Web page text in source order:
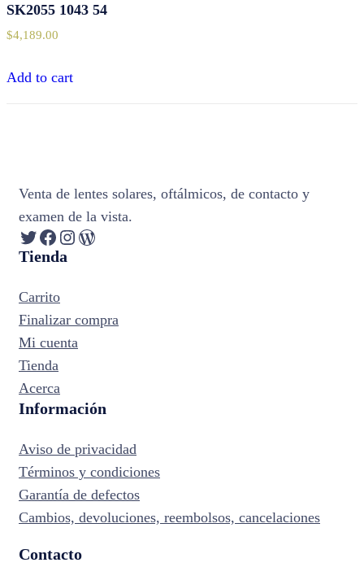
SK2055 1043 54
$4,189.00
Add to cart
Venta de lentes solares, oftálmicos, de contacto y
examen de la vista.
Twitter Facebook Instagram WordPress
Tienda
Carrito
Finalizar compra
Mi cuenta
Tienda
Acerca
Información
Aviso de privacidad
Términos y condiciones
Garantía de defectos
Cambios, devoluciones, reembolsos, cancelaciones
Contacto